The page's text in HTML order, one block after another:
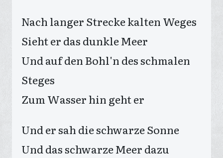
Nach langer Strecke kalten Weges
Sieht er das dunkle Meer
Und auf den Bohl'n des schmalen
Steges
Zum Wasser hin geht er
Und er sah die schwarze Sonne
Und das schwarze Meer dazu